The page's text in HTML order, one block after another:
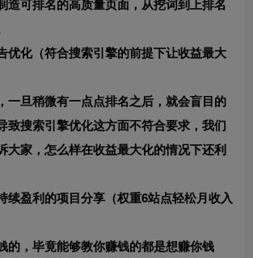
造可排名的高质量页面，从挖词到上排名
优化（符合搜索引擎的前提下让收益最大
一旦稍微有一点点排名之后，就会盲目的
致搜索引擎优化这方面不符合要求，我们
大家，怎么样在收益最大化的情况下还利
续盈利的项目分享（权重6站点轻松月收入
的，毕竟能够教你赚钱的都是想赚你钱